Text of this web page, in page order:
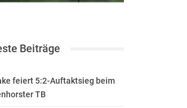
Beiträge
feiert 5:2-Auftaktsieg beim
TB